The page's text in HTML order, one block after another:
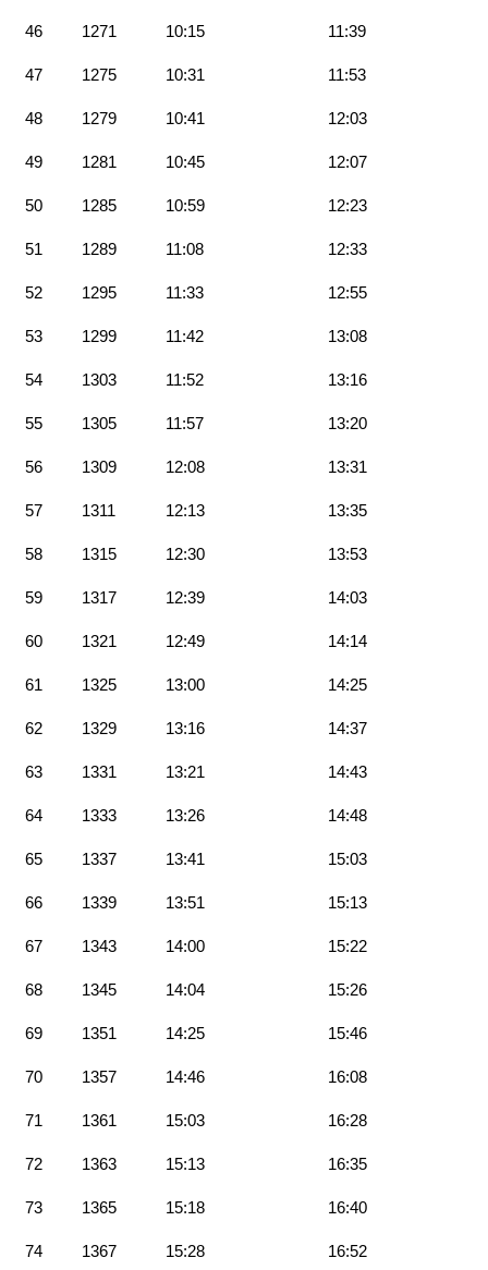
46 1271 10:15 11:39
47 1275 10:31 11:53
48 1279 10:41 12:03
49 1281 10:45 12:07
50 1285 10:59 12:23
51 1289 11:08 12:33
52 1295 11:33 12:55
53 1299 11:42 13:08
54 1303 11:52 13:16
55 1305 11:57 13:20
56 1309 12:08 13:31
57 1311 12:13 13:35
58 1315 12:30 13:53
59 1317 12:39 14:03
60 1321 12:49 14:14
61 1325 13:00 14:25
62 1329 13:16 14:37
63 1331 13:21 14:43
64 1333 13:26 14:48
65 1337 13:41 15:03
66 1339 13:51 15:13
67 1343 14:00 15:22
68 1345 14:04 15:26
69 1351 14:25 15:46
70 1357 14:46 16:08
71 1361 15:03 16:28
72 1363 15:13 16:35
73 1365 15:18 16:40
74 1367 15:28 16:52